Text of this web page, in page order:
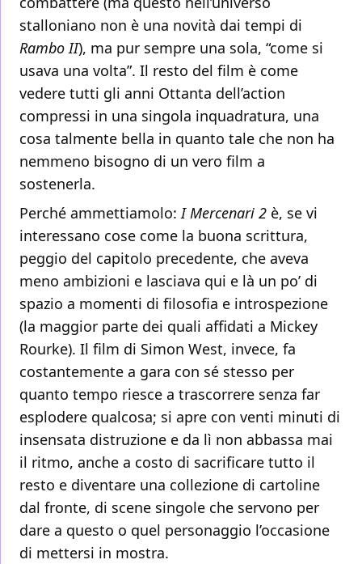
stalloniano non è una novità dai tempi di
Rambo II), ma pur sempre una sola, “come si
usava una volta”. Il resto del film è come
vedere tutti gli anni Ottanta dell’action
compressi in una singola inquadratura, una
cosa talmente bella in quanto tale che non ha
nemmeno bisogno di un vero film a
sostenerla.
Perché ammettiamolo:I Mercenari 2 è, se vi
interessano cose come la buona scrittura,
peggio del capitolo precedente, che aveva
meno ambizioni e lasciava qui e là un po’ di
spazio a momenti di filosofia e introspezione
(la maggior parte dei quali affidati a Mickey
Rourke). Il film di Simon West, invece, fa
costantemente a gara con sé stesso per
quanto tempo riesce a trascorrere senza far
esplodere qualcosa; si apre con venti minuti di
insensata distruzione e da lì non abbassa mai
il ritmo, anche a costo di sacrificare tutto il
resto e diventare una collezione di cartoline
dal fronte, di scene singole che servono per
dare a questo o quel personaggio l’occasione
di mettersi in mostra.